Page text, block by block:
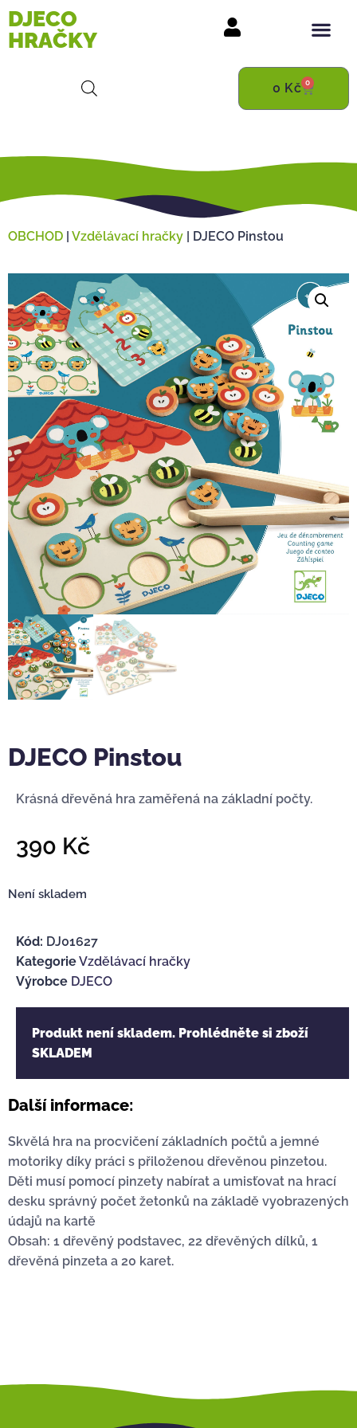
DJECO
HRAČKY
0 Kč 0
OBCHOD | Vzdělávací hračky | DJECO Pinstou
DJECO Pinstou
Krásná dřevěná hra zaměřená na základní počty.
390 Kč
Není skladem
Kód: DJ01627
KategorieVzdělávací hračky
Výrobce DJECO
Produkt není skladem. Prohlédněte si zboží
SKLADEM
Další informace:
Skvělá hra na procvičení základních počtů a jemné
motoriky díky práci s přiloženou dřevěnou pinzetou.
Děti musí pomocí pinzety nabírat a umisťovat na hrací
desku správný počet žetonků na základě vyobrazených
údajů na kartě
Obsah: 1 dřevěný podstavec, 22 dřevěných dílků, 1
dřevěná pinzeta a 20 karet.